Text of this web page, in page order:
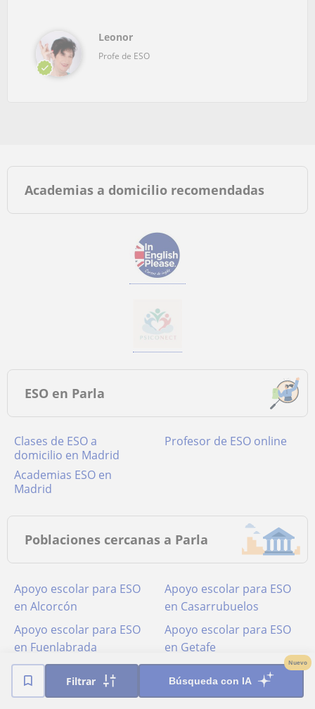
Filtrar Búsqueda con IA
Nuevo
Leonor
Profe de ESO
Academias a domicilio recomendadas
ESO en Parla
Clases de ESO a
domicilio en Madrid
Profesor de ESO online
academias ESO en
Madrid
Poblaciones cercanas a Parla
Apoyo escolar para ESO
en Alcorcón
Apoyo escolar para ESO
en Casarrubuelos
Apoyo escolar para ESO
en Fuenlabrada
Apoyo escolar para ESO
en Getafe
Apoyo escolar para ESO
en Humanes de Madrid
Apoyo escolar para ESO
en Leganés